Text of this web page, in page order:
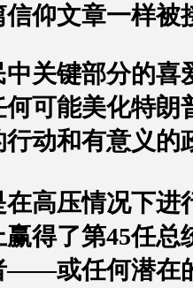
仰文章一样被
关键部分的喜
可能美化特朗
动和有意义的
高压情况下进
赢得了第45任总
——或任何潜在